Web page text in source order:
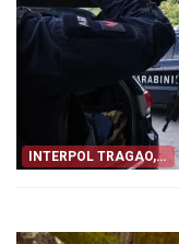
INTERPOL TRAGAO,
ITALIJA UHAPSILA